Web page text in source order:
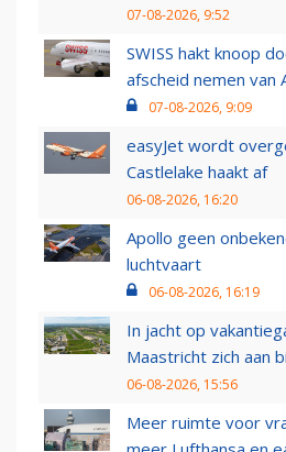
07-08-2026, 9:52
SWISS hakt knoop
afscheid nemen
07-08-2026, 9:09
easyJet wordt
Castlelake haakt af
06-08-2026, 16:20
Apollo geen
luchtvaart
06-08-2026, 16:19
In jacht op
Maastricht zich aan
06-08-2026, 15:56
Meer ruimte voor